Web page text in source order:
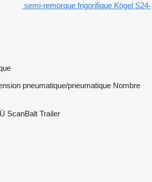
semi-remorque frigorifique Kögel S24-
pneumatique/pneumatique Nombre
ScanBalt Trailer